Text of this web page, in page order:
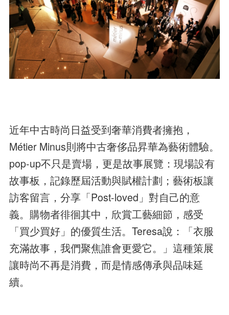
近年中古時尚日益受到奢華消費者擁抱，
Métier Minus則將中古奢侈品昇華為藝術體驗。
pop-up不只是賣場，更是故事展覽：現場設有
故事板，記錄歷屆活動與賦權計劃；藝術板讓
訪客留言，分享「Post-loved」對自己的意
義。購物者徘徊其中，欣賞工藝細節，感受
「買少買好」的優質生活。Teresa說：「衣服
充滿故事，我們聚焦誰會更愛它。」這種策展
讓時尚不再是消費，而是情感傳承與品味延
續。